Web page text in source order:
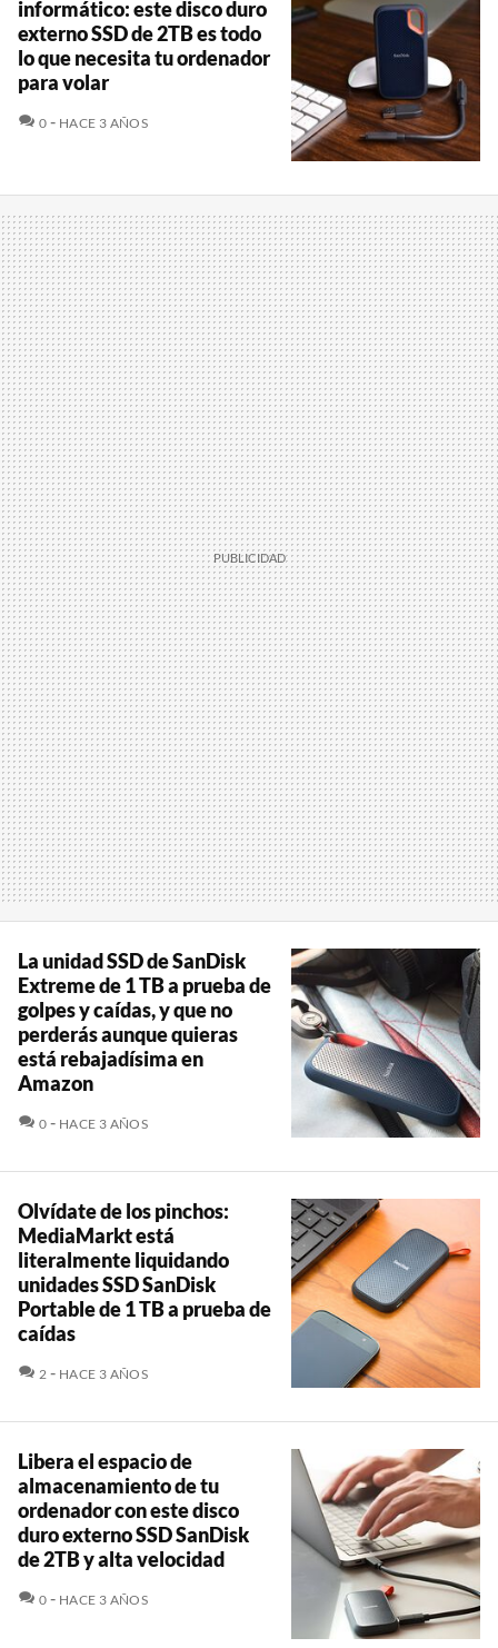
informático: este disco duro
externo SSD de 2TB es todo
lo que necesita tu ordenador
para volar
0 COMENTARIOS
HACE 3 AÑOS
La unidad SSD de SanDisk
Extreme de 1 TB a prueba de
golpes y caídas, y que no
perderás aunque quieras
está rebajadísima en
Amazon
0 COMENTARIOS
HACE 3 AÑOS
Olvídate de los pinchos:
MediaMarkt está
literalmente liquidando
unidades SSD SanDisk
Portable de 1 TB a prueba de
caídas
2 COMENTARIOS
HACE 3 AÑOS
Libera el espacio de
almacenamiento de tu
ordenador con este disco
duro externo SSD SanDisk
de 2TB y alta velocidad
0 COMENTARIOS
HACE 3 AÑOS